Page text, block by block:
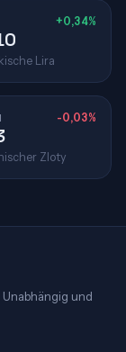
+0,34%
Lira
-0,03%
Zloty
und